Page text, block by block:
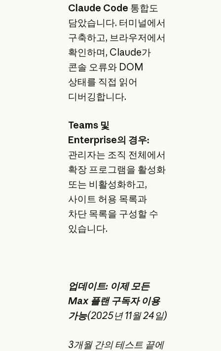
Claude Code 통합도
담았습니다. 터미널에서
구축하고, 브라우저에서
확인하며, Claude가
콘솔 오류와 DOM
상태를 직접 읽어
디버깅합니다.
Teams 및
Enterprise의 경우:
관리자는 조직 전체에서
확장 프로그램을 활성화
또는 비활성화하고,
사이트 허용 목록과
차단 목록을 구성할 수
있습니다.
업데이트: 이제 모든
Max 플랜 구독자 이용
가능(2025년 11월 24일)
3개월 간의 테스트 끝에